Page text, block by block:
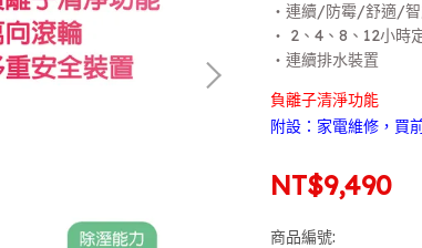
‧連續/防霉/舒適/智
‧ 2、4、8、12小時
‧連續排水裝置
負離子清淨功能
附設：家電維修，買
NT$9,490
商品編號: